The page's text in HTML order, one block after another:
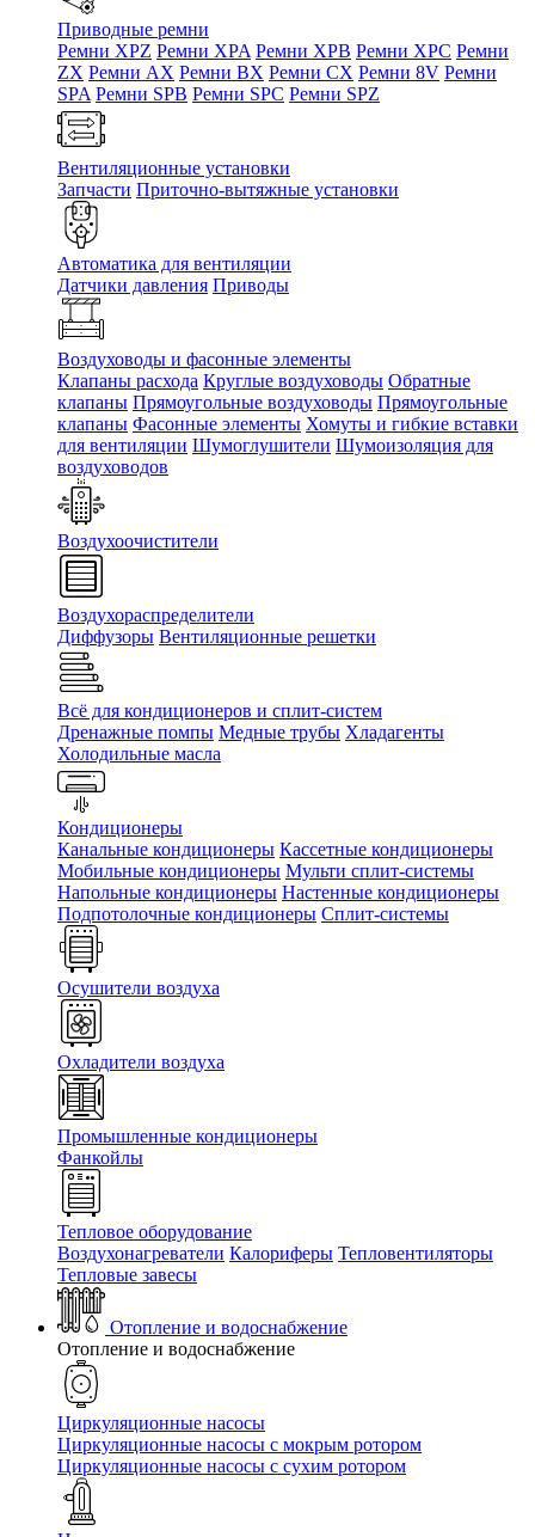
Приводные ремни
Ремни XPZ Ремни XPA Ремни XPB Ремни XPC Ремни
ZX Ремни AX Ремни BX Ремни CX Ремни 8V Ремни
SPA Ремни SPB Ремни SPC Ремни SPZ
Вентиляционные установки
Запчасти Приточно-вытяжные установки
Автоматика для вентиляции
Датчики давления Приводы
Воздуховоды и фасонные элементы
Клапаны расхода Круглые воздуховоды Обратные
клапаны Прямоугольные воздуховоды Прямоугольные
клапаны Фасонные элементы Хомуты и гибкие вставки
для вентиляции Шумоглушители Шумоизоляция для
воздуховодов
Воздухоочистители
Воздухораспределители
Диффузоры Вентиляционные решетки
Всё для кондиционеров и сплит-систем
Дренажные помпы Медные трубы Хладагенты
Холодильные масла
Кондиционеры
Канальные кондиционеры Кассетные кондиционеры
Мобильные кондиционеры Мульти сплит-системы
Напольные кондиционеры Настенные кондиционеры
Подпотолочные кондиционеры Сплит-системы
Осушители воздуха
Охладители воздуха
Промышленные кондиционеры
Фанкойлы
Тепловое оборудование
Воздухонагреватели Калориферы Тепловентиляторы
Тепловые завесы
Отопление и водоснабжение
Отопление и водоснабжение
Циркуляционные насосы
Циркуляционные насосы с мокрым ротором
Циркуляционные насосы с сухим ротором